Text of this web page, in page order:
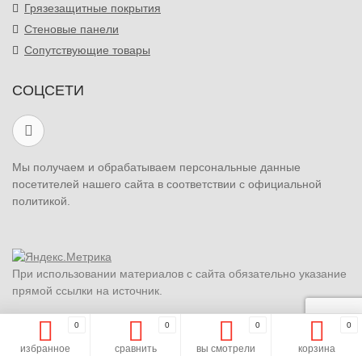
Грязезащитные покрытия
Стеновые панели
Сопутствующие товары
СОЦСЕТИ
Мы получаем и обрабатываем персональные данные
посетителей нашего сайта в соответствии с официальной
политикой.
При использовании материалов с сайта обязательно указание
прямой ссылки на источник.
0
избранное
0
сравнить
0
вы смотрели
0
корзина